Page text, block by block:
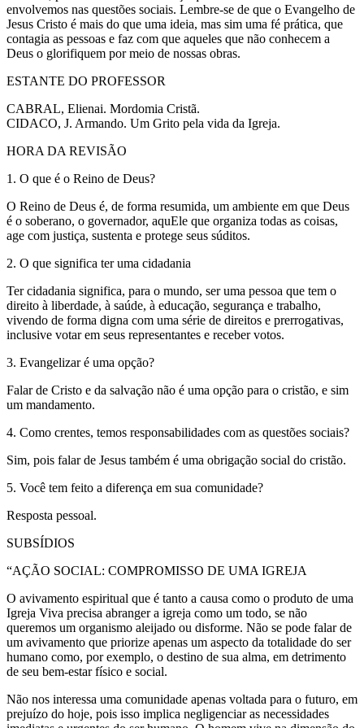
envolvemos nas questões sociais. Lembre-se de que o Evangelho de
Jesus Cristo é mais do que uma ideia, mas sim uma fé prática, que
contagia as pessoas e faz com que aqueles que não conhecem a
Deus o glorifiquem por meio de nossas obras.
ESTANTE DO PROFESSOR
CABRAL, Elienai. Mordomia Cristã.
CIDACO, J. Armando. Um Grito pela vida da Igreja.
HORA DA REVISÃO
1. O que é o Reino de Deus?
O Reino de Deus é, de forma resumida, um ambiente em que Deus
é o soberano, o governador, aquEle que organiza todas as coisas,
age com justiça, sustenta e protege seus súditos.
2. O que significa ter uma cidadania
Ter cidadania significa, para o mundo, ser uma pessoa que tem o
direito à liberdade, à saúde, à educação, segurança e trabalho,
vivendo de forma digna com uma série de direitos e prerrogativas,
inclusive votar em seus representantes e receber votos.
3. Evangelizar é uma opção?
Falar de Cristo e da salvação não é uma opção para o cristão, e sim
um mandamento.
4. Como crentes, temos responsabilidades com as questões sociais?
Sim, pois falar de Jesus também é uma obrigação social do cristão.
5. Você tem feito a diferença em sua comunidade?
Resposta pessoal.
SUBSÍDIOS
“AÇÃO SOCIAL: COMPROMISSO DE UMA IGREJA
O avivamento espiritual que é tanto a causa como o produto de uma
Igreja Viva precisa abranger a igreja como um todo, se não
queremos um organismo aleijado ou disforme. Não se pode falar de
um avivamento que priorize apenas um aspecto da totalidade do ser
humano como, por exemplo, o destino de sua alma, em detrimento
de seu bem-estar físico e social.
Não nos interessa uma comunidade apenas voltada para o futuro, em
prejuízo do hoje, pois isso implica negligenciar as necessidades